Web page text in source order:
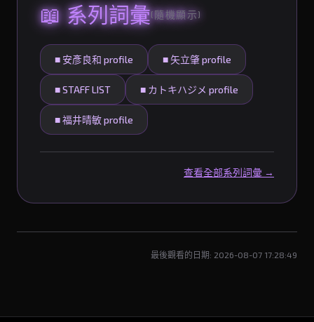
📖 系列詞彙(隨機顯示)
■ 安彥良和 profile ■ 矢立肇 profile
■ STAFF LIST ■ カトキハジメ profile
■ 福井晴敏 profile
查看全部系列詞彙 →
最後觀看的日期: 2026-08-07 17:28:49